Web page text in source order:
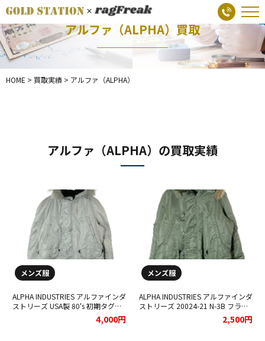
アルファ（ALPHA）買取
HOME > 買取実績 > アルファ（ALPHA）
アルファ（ALPHA）の買取実績
メンズ服
ALPHA INDUSTRIES アルファインダ
ストリーズ USA製 80's 初期タグ
IDEAL N-3B フライトジャケット を
お買取りさせていただきました。
4,000円
メンズ服
ALPHA INDUSTRIES アルファインダ
ストリーズ 20024-21 N-3B フライ
トジャケット オリーブ をお買取り
2,500円